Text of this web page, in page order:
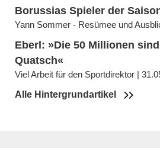
Borussias Spieler der
Yann Sommer - Resümee und
Eberl: »Die 50 Millionen
Quatsch«
Viel Arbeit für den Sportdirektor |
Alle Hintergrundartikel